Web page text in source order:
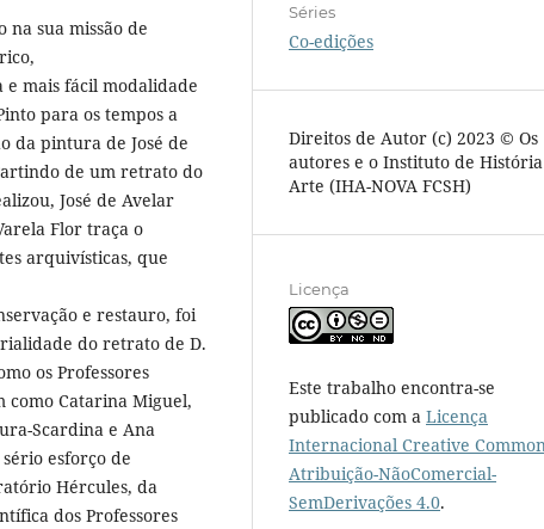
na sua missão de
mais fácil modalidade
para os tempos a
da pintura de José de
de um retrato do
José de Avelar
Flor traça o
arquivísticas, que
e restauro, foi
do retrato de D.
os Professores
como Catarina Miguel,
Scardina e Ana
esforço de
Hércules, da
dos Professores
Séries
Co-edições
Direitos de Autor (c) 2023 © Os
autores e o Instituto de
Arte (IHA-NOVA FCSH)
Licença
Este trabalho encontra-se
publicado com a Licença
Internacional Creative
Atribuição-NãoComercial-
SemDerivações 4.0.